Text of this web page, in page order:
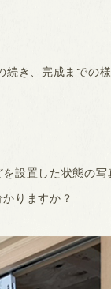
続き、完成までの
設置した状態の写
りますか？